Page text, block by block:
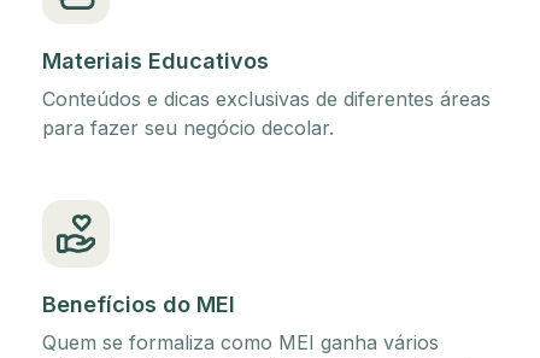
Materiais Educativos
Conteúdos e dicas exclusivas de diferentes áreas
para fazer seu negócio decolar.
Benefícios do MEI
Quem se formaliza como MEI ganha vários